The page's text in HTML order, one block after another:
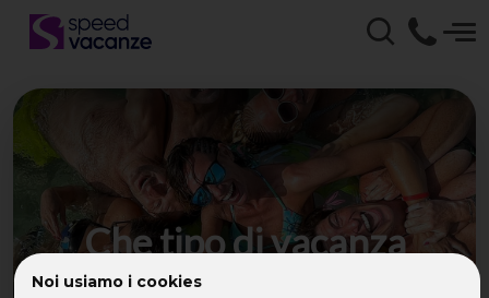
Noi usiamo i cookies
Che tipo di vacanza
cerchi?